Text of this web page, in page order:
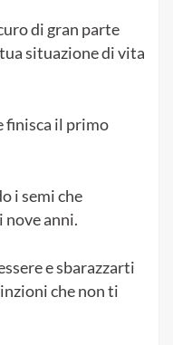
di gran parte
situazione di vita
finisca il primo
i semi che
nove anni.
e sbarazzarti
che non ti